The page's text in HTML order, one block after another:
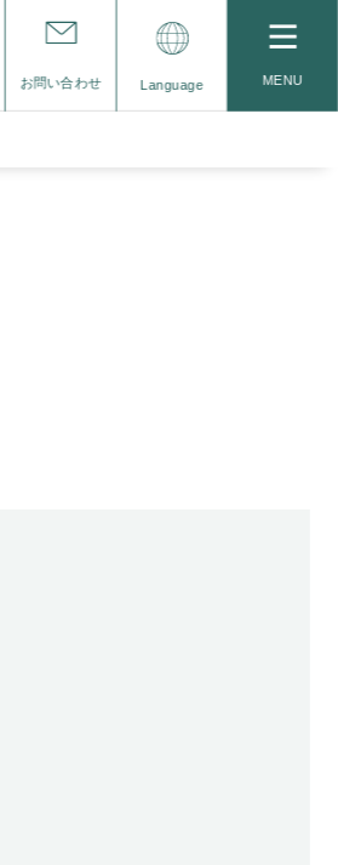
お問い合わせ Language MENU